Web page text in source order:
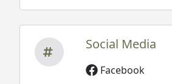
Social Media
Facebook